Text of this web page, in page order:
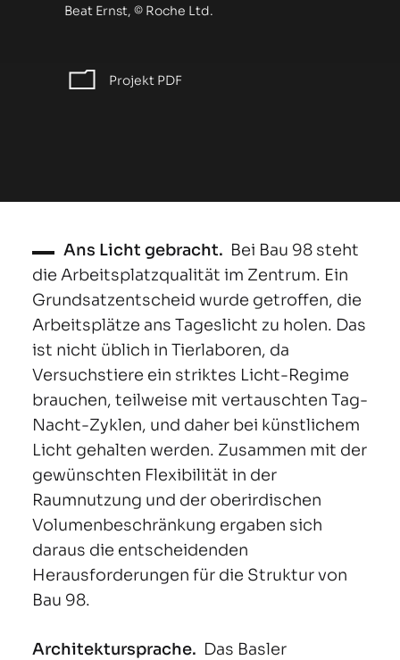
Beat Ernst, © Roche Ltd.
Projekt PDF
Ans Licht gebracht. Bei Bau 98 steht
die Arbeitsplatzqualität im Zentrum. Ein
Grundsatzentscheid wurde getroffen, die
Arbeitsplätze ans Tageslicht zu holen. Das
ist nicht üblich in Tierlaboren, da
Versuchstiere ein striktes Licht-Regime
brauchen, teilweise mit vertauschten Tag-
Nacht-Zyklen, und daher bei künstlichem
Licht gehalten werden. Zusammen mit der
gewünschten Flexibilität in der
Raumnutzung und der oberirdischen
Volumenbeschränkung ergaben sich
daraus die entscheidenden
Herausforderungen für die Struktur von
Bau 98.
Architektursprache. Das Basler